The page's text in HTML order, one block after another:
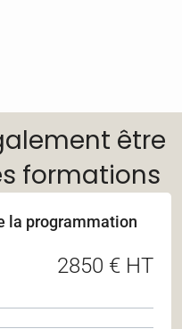
être
formations
la programmation
2850 € HT